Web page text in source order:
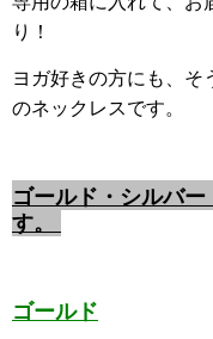
り！
ヨガ好きの方にも、そ
のネックレスです。
ゴールド・シルバ
す。
ゴールド